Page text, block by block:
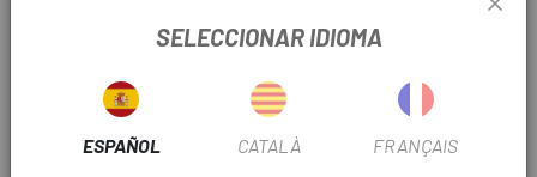
2020
DIÁMETRO
SELECCIONAR IDIOMA
ESPAÑOL CATALÀ FRANÇAIS